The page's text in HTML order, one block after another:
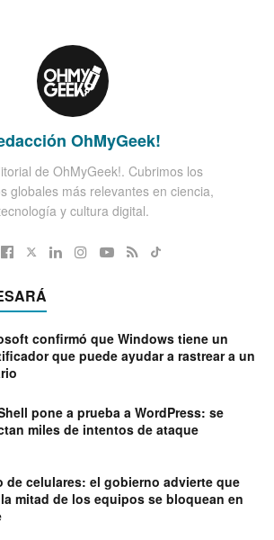
OhMyGeek!
de OhMyGeek!. Cubrimos los
globales más relevantes en ciencia,
y cultura digital.
confirmó que Windows tiene un
que puede ayudar a rastrear a un
pone a prueba a WordPress: se
miles de intentos de ataque
de celulares: el gobierno advierte que
mitad de los equipos se bloquean en